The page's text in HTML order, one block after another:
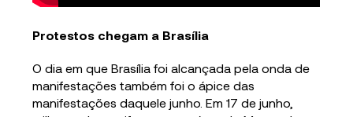
Protestos chegam a Brasília
O dia em que Brasília foi alcançada pela onda de
manifestações também foi o ápice das
manifestações daquele junho. Em 17 de junho,